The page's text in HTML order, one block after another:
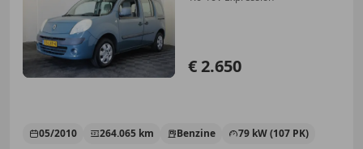
€ 2.650
05/2010 264.065 km Benzine
79 kW (107 PK)